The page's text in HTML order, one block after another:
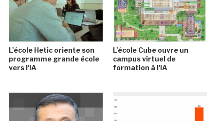
L'école Hetic oriente son
programme grande école
vers l'IA
L'école Cube ouvre un
campus virtuel de
formation à l'IA